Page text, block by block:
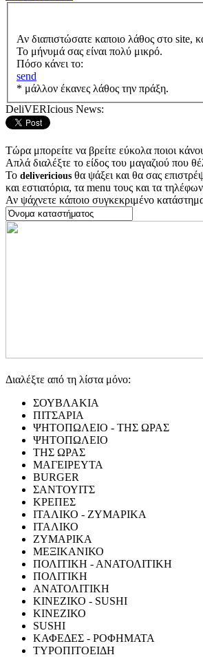
Αν διαπιστώσατε καποιο λάθος στο site,
Το μήνυμά σας είναι πολύ μικρό.
Πόσο κάνει το:
send
* μάλλον έκανες λάθος την πράξη.
DeliVERIcious News:
Τώρα μπορείτε να βρείτε εύκολα ποιοι
Απλά διαλέξτε το είδος του μαγαζιού που
Το delivericious θα ψάξει και θα σας
και εστιατόρια, τα menu τους και τα
Αν ψάχνετε κάποιο συγκεκριμένο
Διαλέξτε από τη λίστα μόνο:
ΣΟΥΒΛΑΚΙΑ
ΠΙΤΣΑΡΙΑ
ΨΗΤΟΠΩΛΕΙΟ - ΤΗΣ ΩΡΑΣ
ΨΗΤΟΠΩΛΕΙΟ
ΤΗΣ ΩΡΑΣ
ΜΑΓΕΙΡΕΥΤΑ
BURGER
ΣΑΝΤΟΥΙΤΣ
ΚΡΕΠΕΣ
ΙΤΑΛΙΚΟ - ΖΥΜΑΡΙΚΑ
ΙΤΑΛΙΚΟ
ΖΥΜΑΡΙΚΑ
ΜΕΞΙΚΑΝΙΚΟ
ΠΟΛΙΤΙΚΗ - ΑΝΑΤΟΛΙΤΙΚΗ
ΠΟΛΙΤΙΚΗ
ΑΝΑΤΟΛΙΤΙΚΗ
ΚΙΝΕΖΙΚΟ - SUSHI
ΚΙΝΕΖΙΚΟ
SUSHI
ΚΑΦΕΔΕΣ - ΡΟΦΗΜΑΤΑ
ΤΥΡΟΠΙΤΟΕΙΔΗ